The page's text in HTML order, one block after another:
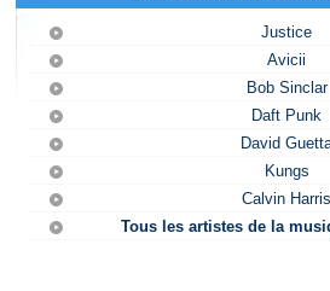
Justice
Avicii
Bob Sinclar
Daft Punk
David
Kungs
Calvin Harris
Tous les artistes de la